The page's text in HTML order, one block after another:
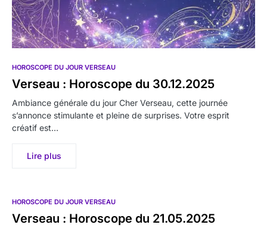
HOROSCOPE DU JOUR VERSEAU
Verseau : Horoscope du 30.12.2025
Ambiance générale du jour Cher Verseau, cette journée
s’annonce stimulante et pleine de surprises. Votre esprit
créatif est…
Lire plus
HOROSCOPE DU JOUR VERSEAU
Verseau : Horoscope du 21.05.2025